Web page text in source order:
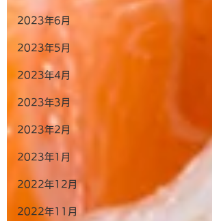
2023年6月
2023年5月
2023年4月
2023年3月
2023年2月
2023年1月
2022年12月
2022年11月